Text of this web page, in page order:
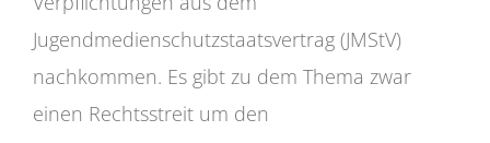
Jugendmedienschutzstaatsvertrag (JMStV)
nachkommen. Es gibt zu dem Thema zwar
einen Rechtsstreit um den